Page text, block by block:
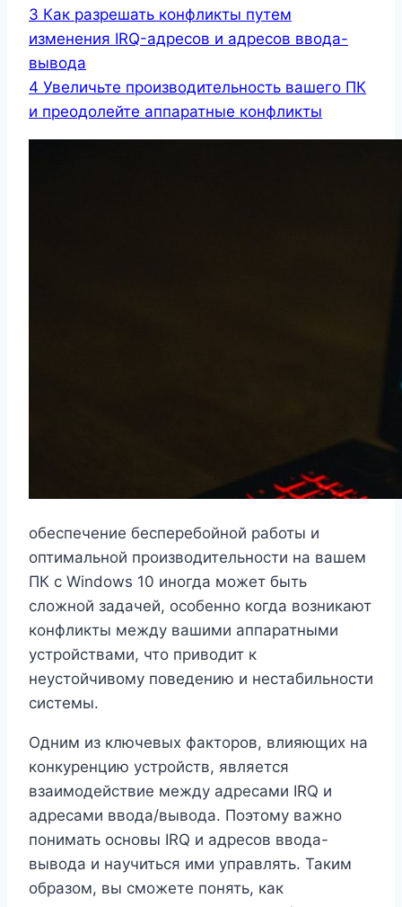
3 Как разрешать конфликты путем
изменения IRQ-адресов и адресов ввода-
вывода
4 Увеличьте производительность вашего ПК
и преодолейте аппаратные конфликты
обеспечение бесперебойной работы и
оптимальной производительности на вашем
ПК с Windows 10 иногда может быть
сложной задачей, особенно когда возникают
конфликты между вашими аппаратными
устройствами, что приводит к
неустойчивому поведению и нестабильности
системы.
Одним из ключевых факторов, влияющих на
конкуренцию устройств, является
взаимодействие между адресами IRQ и
адресами ввода/вывода. Поэтому важно
понимать основы IRQ и адресов ввода-
вывода и научиться ими управлять. Таким
образом, вы сможете понять, как